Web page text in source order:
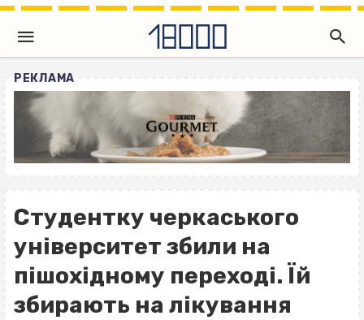
РЕКЛАМА
Студентку черкаського
університет збили на
пішохідному переході. Їй
збирають на лікування